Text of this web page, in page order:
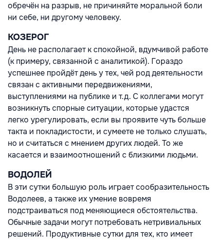
обречён на разрыв, не причиняйте моральной боли
ни себе, ни другому человеку.
КОЗЕРОГ
День не располагает к спокойной, вдумчивой работе
(к примеру, связанной с аналитикой). Гораздо
успешнее пройдёт день у тех, чей род деятельности
связан с активными передвижениями,
выступлениями на публике и т.д. С коллегами могут
возникнуть спорные ситуации, которые удастся
легко урегулировать, если вы проявите чуть больше
такта и покладистости, и сумеете не только слушать,
но и считаться с мнением других людей. То же
касается и взаимоотношений с близкими людьми.
ВОДОЛЕЙ
В эти сутки большую роль играет сообразительность
Водолеев, а также их умение вовремя
подстраиваться под меняющиеся обстоятельства.
Обычные задачи могут потребовать нетривиальных
решений. Продуктивные сутки для тех, кто имеет